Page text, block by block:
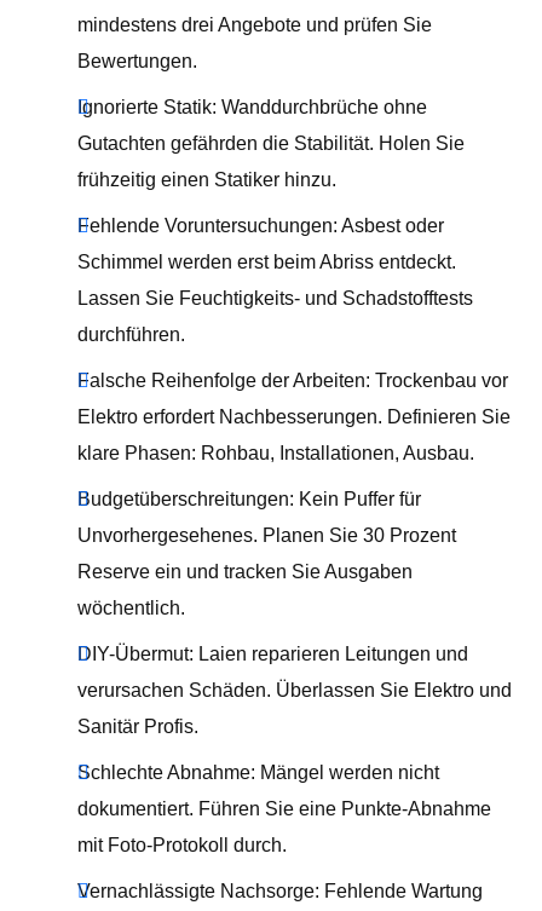
mindestens drei Angebote und prüfen Sie
Bewertungen.
Ignorierte Statik: Wanddurchbrüche ohne
Gutachten gefährden die Stabilität. Holen Sie
frühzeitig einen Statiker hinzu.
Fehlende Voruntersuchungen: Asbest oder
Schimmel werden erst beim Abriss entdeckt.
Lassen Sie Feuchtigkeits- und Schadstofftests
durchführen.
Falsche Reihenfolge der Arbeiten: Trockenbau vor
Elektro erfordert Nachbesserungen. Definieren Sie
klare Phasen: Rohbau, Installationen, Ausbau.
Budgetüberschreitungen: Kein Puffer für
Unvorhergesehenes. Planen Sie 30 Prozent
Reserve ein und tracken Sie Ausgaben
wöchentlich.
DIY-Übermut: Laien reparieren Leitungen und
verursachen Schäden. Überlassen Sie Elektro und
Sanitär Profis.
Schlechte Abnahme: Mängel werden nicht
dokumentiert. Führen Sie eine Punkte-Abnahme
mit Foto-Protokoll durch.
Vernachlässigte Nachsorge: Fehlende Wartung